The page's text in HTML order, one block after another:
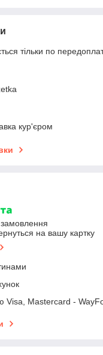
тільки по
кур'єром
на вашу картку
Visa, Mastercard -